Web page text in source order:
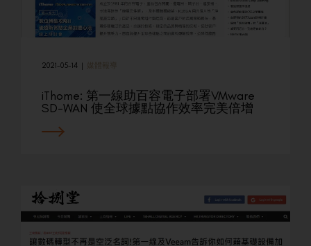
2021-05-14 | 媒體報導
iThome: 第一線助百容電子部署VMware
SD-WAN 使全球據點協作效率完美倍增